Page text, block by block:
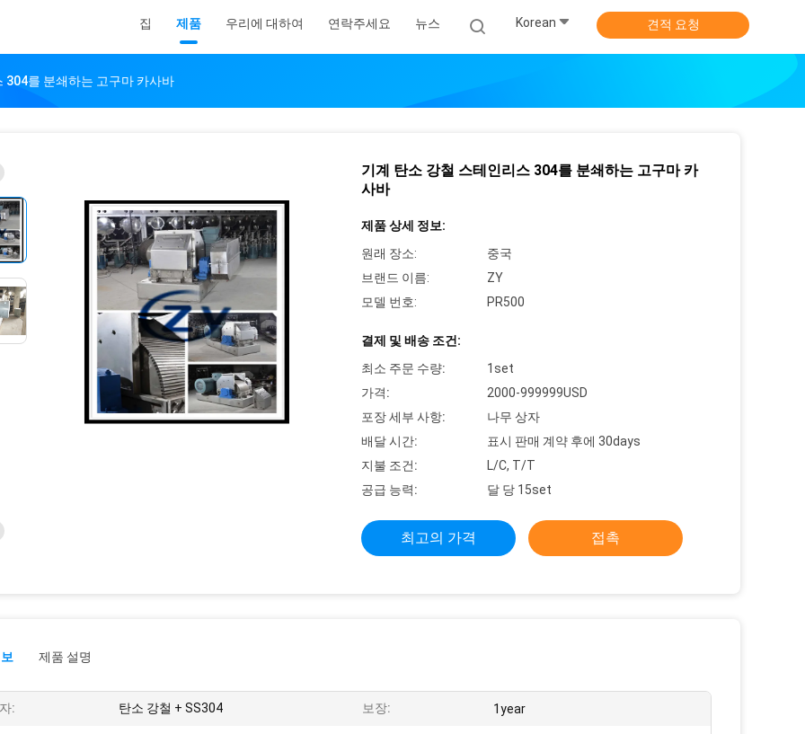
집 제품 우리에 대하여 연락주세요 뉴스 Korean 견적 요청
304를 분쇄하는 고구마 카사바
기계 탄소 강철 스테인리스 304를 분쇄하는 고구마 카
사바
제품 상세 정보:
원래 장소:
중국
브랜드 이름:
ZY
모델 번호:
PR500
결제 및 배송 조건:
최소 주문 수량:
1set
가격:
2000-999999USD
포장 세부 사항:
나무 상자
배달 시간:
표시 판매 계약 후에 30days
지불 조건:
L/C, T/T
공급 능력:
달 당 15set
최고의 가격 접촉
제품 설명
: 탄소 강철 + SS304 보장: 1year